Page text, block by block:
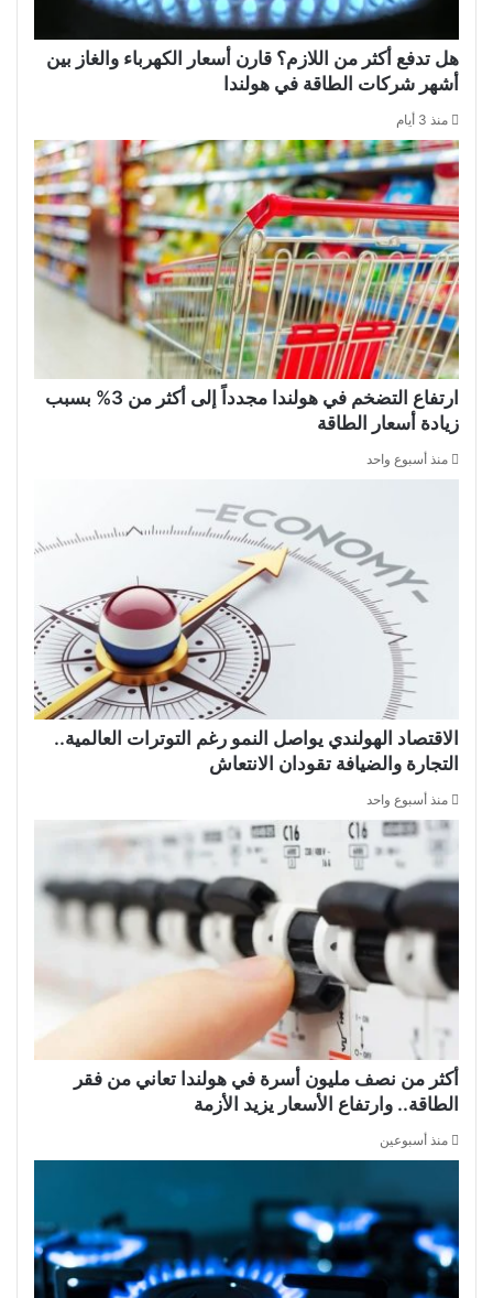
هل تدفع أكثر من اللازم؟ قارن أسعار الكهرباء والغاز بين
أشهر شركات الطاقة في هولندا
منذ 3 أيام
ارتفاع التضخم في هولندا مجدداً إلى أكثر من 3% بسبب
زيادة أسعار الطاقة
منذ أسبوع واحد
الاقتصاد الهولندي يواصل النمو رغم التوترات العالمية..
التجارة والضيافة تقودان الانتعاش
منذ أسبوع واحد
أكثر من نصف مليون أسرة في هولندا تعاني من فقر
الطاقة.. وارتفاع الأسعار يزيد الأزمة
منذ أسبوعين